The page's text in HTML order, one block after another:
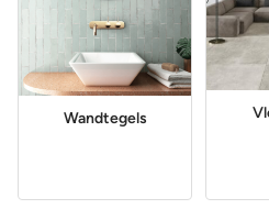
Wandtegels